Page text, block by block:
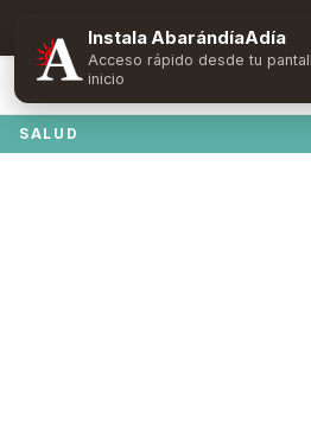
Suscríbete y obtén
SALUD
Instala AbarándíaAdía
Acceso rápido desde tu
inicio